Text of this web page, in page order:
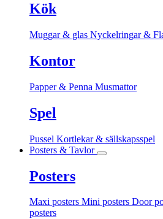
Kök
Muggar & glas Nyckelringar &
Kontor
Papper & Penna Musmattor
Spel
Pussel Kortlekar & sällskapsspel
Posters & Tavlor
Posters
Maxi posters Mini posters Door
posters